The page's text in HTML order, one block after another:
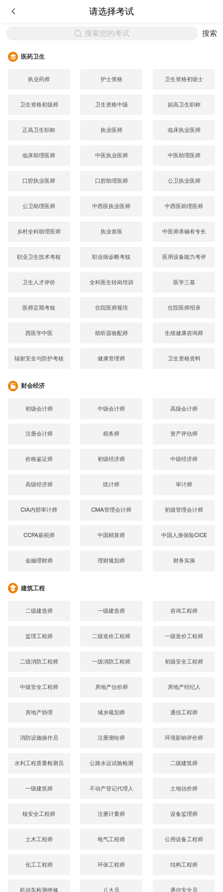
请选择考试
搜索您的考试 搜索
医药卫生
执业药师 护士资格 卫生资格初级士
卫生资格初级师 卫生资格中级 副高卫生职称
正高卫生职称 执业医师 临床执业医师
临床助理医师 中医执业医师 中医助理医师
口腔执业医师 口腔助理医师 公卫执业医师
公卫助理医师 中西医执业医师 中西医助理医师
乡村全科助理医师 执业兽医 中医师承确有专长
职业卫生技术考核 职业病诊断考核 医用设备能力考评
卫生人才评价 全科医生转岗培训 医学三基
医师定期考核 住院医师规培 住院医师招录
西医学中医 助听器验配师 生殖健康咨询师
辐射安全与防护考核 健康管理师 卫生资格资料
财会经济
初级会计师 中级会计师 高级会计师
注册会计师 税务师 资产评估师
价格鉴证师 初级经济师 中级经济师
高级经济师 统计师 审计师
CIA内部审计师 CMA管理会计师 初级管理会计师
CCPA薪税师 中国精算师 中国人身保险CICE
金融理财师 理财规划师 财务实操
建筑工程
二级建造师 一级建造师 咨询工程师
监理工程师 二级造价工程师 一级造价工程师
二级消防工程师 一级消防工程师 初级安全工程师
中级安全工程师 房地产估价师 房地产经纪人
房地产协理 城乡规划师 通信工程师
消防设施操作员 注册测绘师 环境影响评价师
水利工程质量检测员 公路水运试验检测 二级建筑师
一级建筑师 不动产登记代理人 土地估价师
核安全工程师 注册计量师 设备监理师
土木工程师 电气工程师 公用设备工程师
化工工程师 环保工程师 结构工程师
机动车检测维修 八大员 通信安全员